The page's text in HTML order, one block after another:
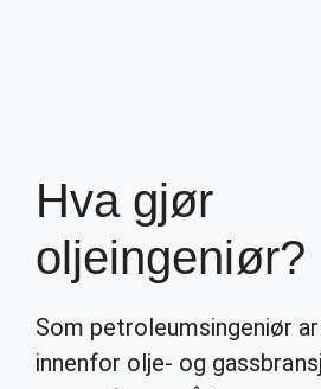
Hva gjør
oljeingeniør?
Som petroleumsingeniør
innenfor olje- og